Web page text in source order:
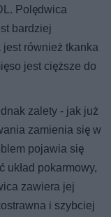
Polędwica
bardziej
jest również tkanka
jest cięższe do
zalety - jak już
zamienia się w
pojawia się
układ pokarmowy,
zawiera jej
i szybciej